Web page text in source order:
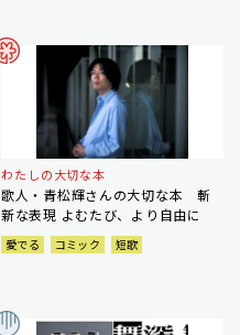
わたしの大切な本
歌人・青松輝さんの大切な本 斬
新な表現 よむたび、より自由に
愛でる コミック 短歌